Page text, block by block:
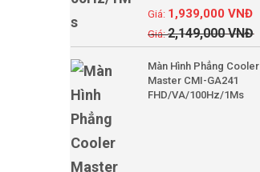
2,149,000VNĐ
1,939,000VNĐ
Màn Hình Phẳng Cooler
Master CMI-GA241
FHD/VA/100Hz/1Ms